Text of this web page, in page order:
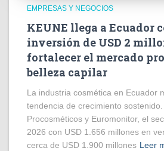
EMPRESAS Y NEGOCIOS
KEUNE llega a Ecuador
inversión de USD 2
fortalecer el mercado
belleza capilar
La industria cosmética en Ecuador
tendencia de crecimiento
Procosméticos y Euromonitor, el
2026 con USD 1.656 millones en
cerca de USD 1.900 millones Leer